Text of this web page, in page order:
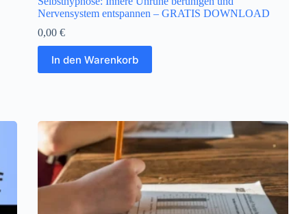
Nervensystem entspannen – GRATIS DOWNLOAD
0,00 €
In den Warenkorb